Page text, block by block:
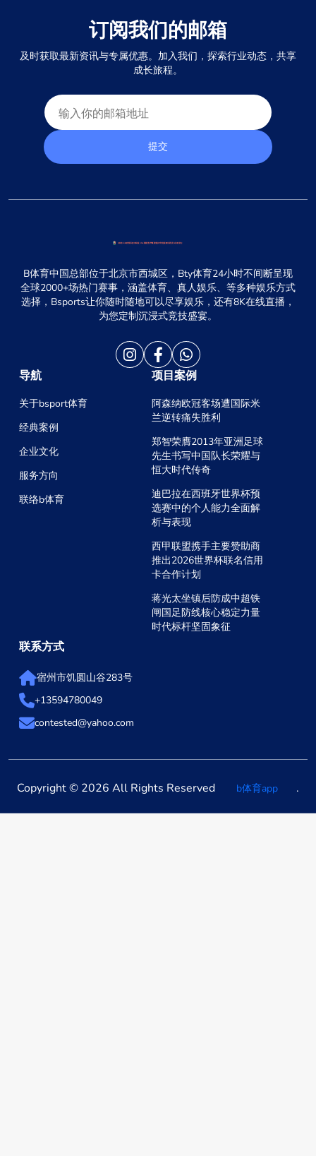
订阅我们的邮箱
及时获取最新资讯与专属优惠。加入我们，探索行业动态，共享
成长旅程。
提交
B体育中国总部位于北京市西城区，Bty体育24小时不间断呈现
全球2000+场热门赛事，涵盖体育、真人娱乐、等多种娱乐方式
选择，Bsports让你随时随地可以尽享娱乐，还有8K在线直播，
为您定制沉浸式竞技盛宴。
导航
关于bsport体育
经典案例
企业文化
服务方向
联络b体育
项目案例
阿森纳欧冠客场遭国际米
兰逆转痛失胜利
郑智荣膺2013年亚洲足球
先生书写中国队长荣耀与
恒大时代传奇
迪巴拉在西班牙世界杯预
选赛中的个人能力全面解
析与表现
西甲联盟携手主要赞助商
推出2026世界杯联名信用
卡合作计划
蒋光太坐镇后防成中超铁
闸国足防线核心稳定力量
时代标杆坚固象征
联系方式
宿州市饥圆山谷283号
+13594780049
contested@yahoo.com
Copyright © 2026 All Rights Reserved b体育app .